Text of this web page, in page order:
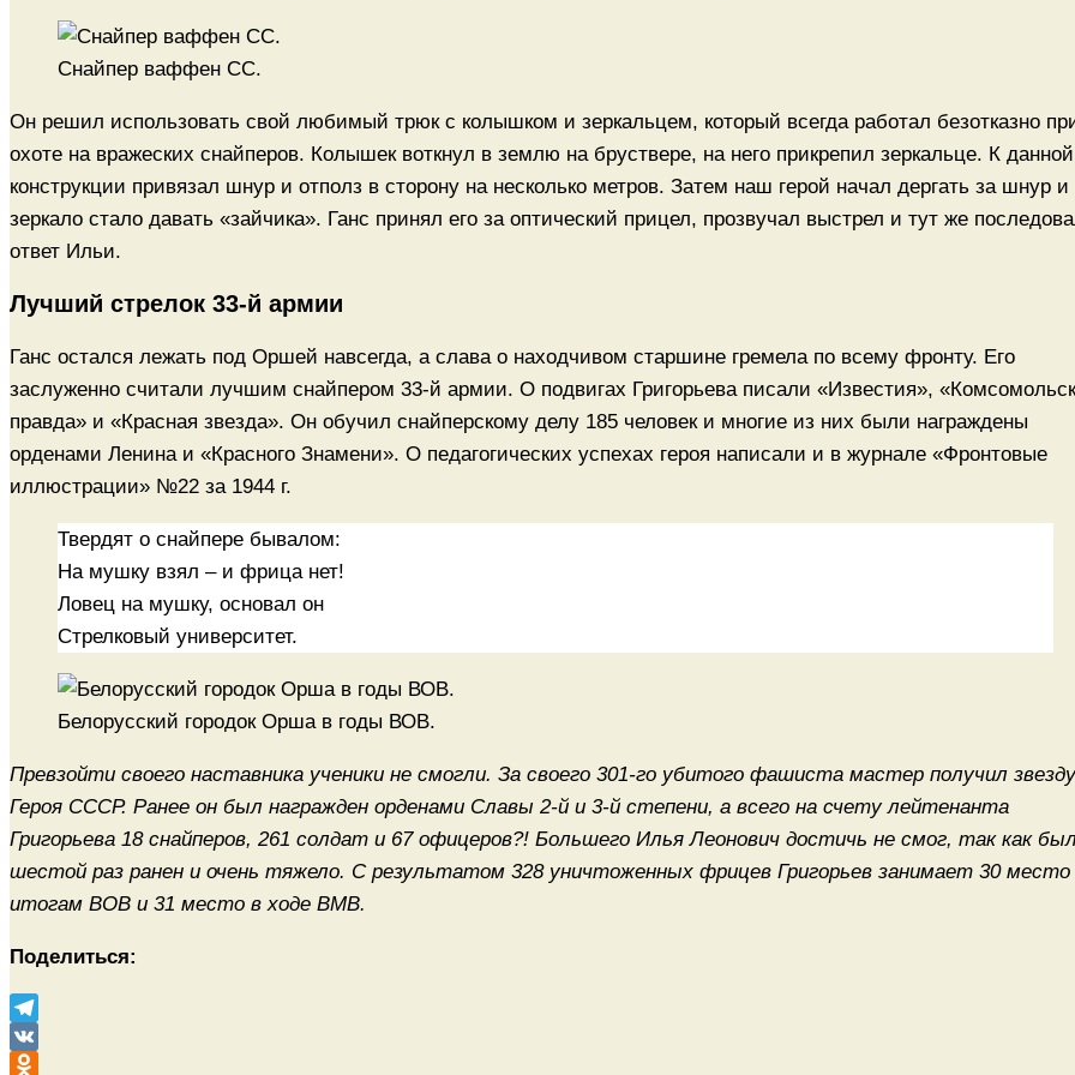
Снайпер ваффен СС.
Он решил использовать свой любимый трюк с колышком и зеркальцем, который всегда работал безотказно
охоте на вражеских снайперов. Колышек воткнул в землю на бруствере, на него прикрепил зеркальце. К данной
конструкции привязал шнур и отполз в сторону на несколько метров. Затем наш герой начал дергать за шнур и
зеркало стало давать «зайчика». Ганс принял его за оптический прицел, прозвучал выстрел и тут же
ответ Ильи.
Лучший стрелок 33-й армии
Ганс остался лежать под Оршей навсегда, а слава о находчивом старшине гремела по всему фронту. Его
заслуженно считали лучшим снайпером 33-й армии. О подвигах Григорьева писали «Известия»,
правда» и «Красная звезда». Он обучил снайперскому делу 185 человек и многие из них были награждены
орденами Ленина и «Красного Знамени». О педагогических успехах героя написали и в журнале «Фронтовые
иллюстрации» №22 за 1944 г.
Твердят о снайпере бывалом:
На мушку взял – и фрица нет!
Ловец на мушку, основал он
Стрелковый университет.
Белорусский городок Орша в годы ВОВ.
Превзойти своего наставника ученики не смогли. За своего 301-го убитого фашиста мастер получил звезду
Героя СССР. Ранее он был награжден орденами Славы 2-й и 3-й степени, а всего на счету лейтенанта
Григорьева 18 снайперов, 261 солдат и 67 офицеров?! Большего Илья Леонович достичь не смог, так как
шестой раз ранен и очень тяжело. С результатом 328 уничтоженных фрицев Григорьев занимает 30 место
итогам ВОВ и 31 место в ходе ВМВ.
Поделиться:
Telegram
VK